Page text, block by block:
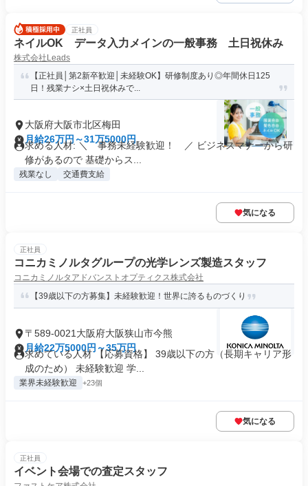
正社員
ネイルOK データ入力メインの一般事務 土日祝休み
株式会社Leads
【正社員│第2新卒歓迎│未経験OK】研修制度あり◎年間休日125
日！残業ナシ×土日祝休みで...
大阪府大阪市北区梅田
月給26万円～31万5000円
求める人材: ＼ 事務未経験歓迎！ ／ ビジネスマナーから研
修があるので 基礎からス...
残業なし 交通費支給
気になる
正社員
コニカミノルタグループの光学レンズ製造スタッフ
コニカミノルタアドバンストオプティクス株式会社
【39歳以下の方募集】未経験歓迎！世界に誇るものづくり
〒589-0021大阪府大阪狭山市今熊
月給22万5000円～35万円
求めている人材 【応募資格】 39歳以下の方（長期キャリア形
成のため） 未経験歓迎 学...
業界未経験歓迎 +23個
気になる
正社員
イベント会場での査定スタッフ